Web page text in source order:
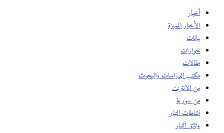
أخبار
الأخبار المميزة
بيانات
حوارات
مقالات
مكتب الدراسات والبحوث
من الانترنت
من سورية
نشاطات التيار
وثائق التيار